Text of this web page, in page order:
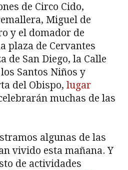
de Circo Cido,
Miguel de
y el domador de
plaza de Cervantes
de San Diego, la Calle
Santos Niños y
del Obispo, lugar
muchas de las
algunas de las
vivido esta mañana. Y
de actividades